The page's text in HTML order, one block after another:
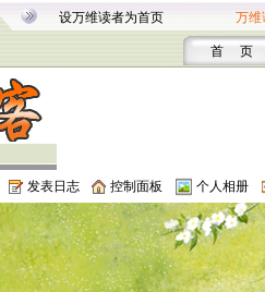
设万维读者为首页 万维
首 页
发表日志 控制面板 个人相册